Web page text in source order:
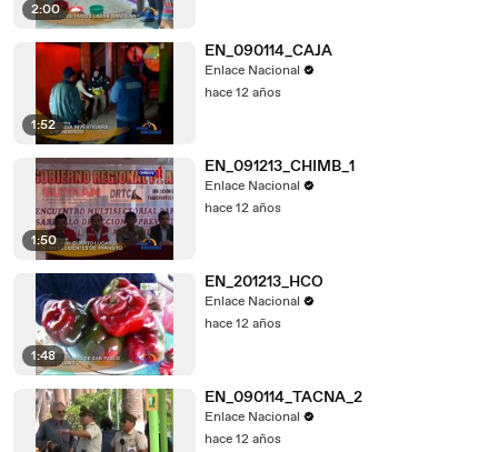
2:00
1:52
EN_090114_CAJA
Enlace Nacional
hace 12 años
1:50
EN_091213_CHIMB_1
Enlace Nacional
hace 12 años
1:48
EN_201213_HCO
Enlace Nacional
hace 12 años
EN_090114_TACNA_2
Enlace Nacional
hace 12 años